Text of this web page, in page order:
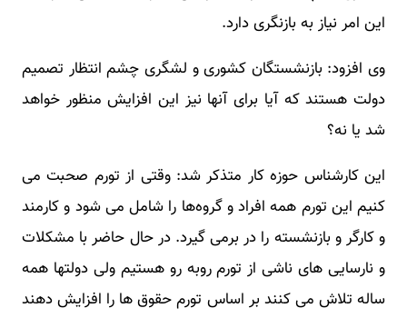
این امر نیاز به بازنگری دارد.
وی افزود: بازنشستگان کشوری و لشگری چشم انتظار تصمیم
دولت هستند که آیا برای آنها نیز این افزایش منظور خواهد
شد یا نه؟
این کارشناس حوزه کار متذکر شد: وقتی از تورم صحبت می
کنیم این تورم همه افراد و گروه‌ها را شامل می شود و کارمند
و کارگر و بازنشسته را در برمی گیرد. در حال حاضر با مشکلات
و نارسایی های ناشی از تورم روبه رو هستیم ولی دولتها همه
ساله تلاش می کنند بر اساس تورم حقوق ها را افزایش دهند